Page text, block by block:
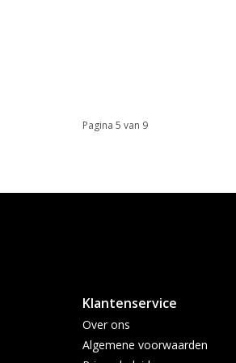
Pagina 5 van 9
Klantenservice
Over ons
Algemene voorwaarden